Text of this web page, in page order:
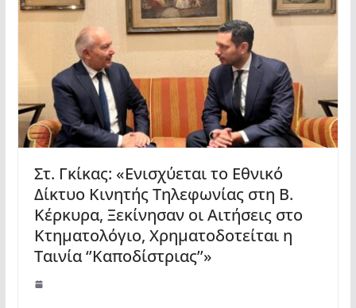
Στ. Γκίκας: «Ενισχύεται το Εθνικό
Δίκτυο Κινητής Τηλεφωνίας στη Β.
Κέρκυρα, Ξεκίνησαν οι Αιτήσεις στο
Κτηματολόγιο, Χρηματοδοτείται η
Ταινία ‘’Καποδίστριας’’»